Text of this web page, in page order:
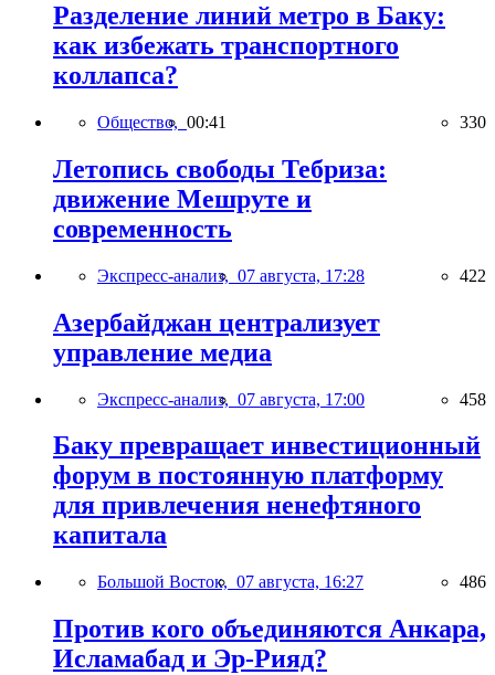
Разделение линий метро в Баку:
как избежать транспортного
коллапса?
Общество, 00:41 330
Летопись свободы Тебриза:
движение Мешруте и
современность
Экспресс-анализ, 07 августа, 17:28 422
Азербайджан централизует
управление медиа
Экспресс-анализ, 07 августа, 17:00 458
Баку превращает инвестиционный
форум в постоянную платформу
для привлечения ненефтяного
капитала
Большой Восток, 07 августа, 16:27 486
Против кого объединяются Анкара,
Исламабад и Эр-Рияд?